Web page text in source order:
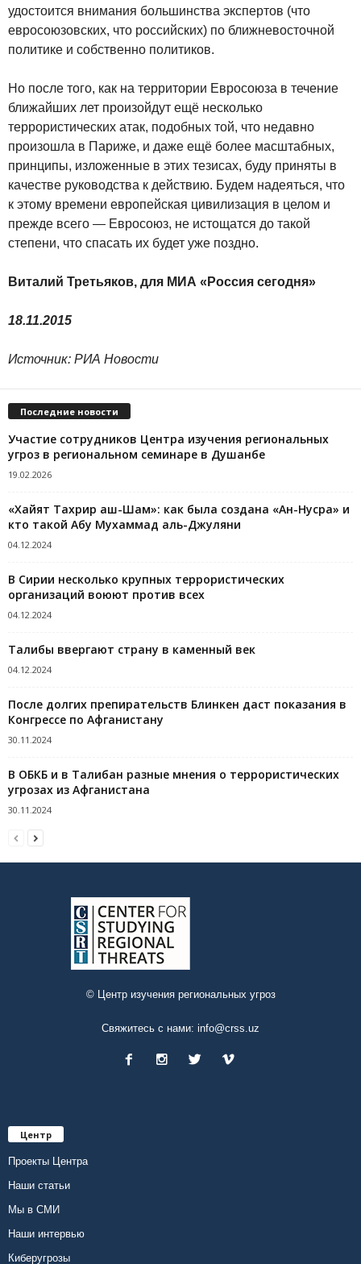
удостоится внимания большинства экспертов (что
евросоюзовских, что российских) по ближневосточной
политике и собственно политиков.
Но после того, как на территории Евросоюза в течение
ближайших лет произойдут ещё несколько
террористических атак, подобных той, что недавно
произошла в Париже, и даже ещё более масштабных,
принципы, изложенные в этих тезисах, буду приняты в
качестве руководства к действию. Будем надеяться, что
к этому времени европейская цивилизация в целом и
прежде всего — Евросоюз, не истощатся до такой
степени, что спасать их будет уже поздно.
Виталий Третьяков, для МИА «Россия сегодня»
18.11.2015
Источник: РИА Новости
Последние новости
Участие сотрудников Центра изучения региональных
угроз в региональном семинаре в Душанбе
19.02.2026
«Хайят Тахрир аш-Шам»: как была создана «Ан-Нусра» и
кто такой Абу Мухаммад аль-Джуляни
04.12.2024
В Сирии несколько крупных террористических
организаций воюют против всех
04.12.2024
Талибы ввергают страну в каменный век
04.12.2024
После долгих препирательств Блинкен даст показания в
Конгрессе по Афганистану
30.11.2024
В ОБКБ и в Талибан разные мнения о террористических
угрозах из Афганистана
30.11.2024
© Центр изучения региональных угроз
Свяжитесь с нами: info@crss.uz
Центр
Проекты Центра
Наши статьи
Мы в СМИ
Наши интервью
Киберугрозы